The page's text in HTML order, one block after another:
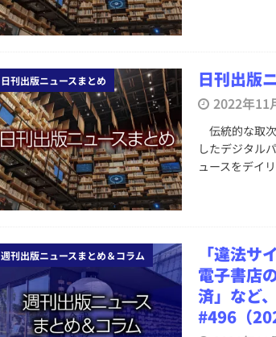
日刊出版ニュースまとめ 日刊出版
2022年11
伝統的な取
したデジタル
ュースをデイ
週刊出版ニュースまとめ＆コラム
「違法サ
電子書店
済」など
#496（